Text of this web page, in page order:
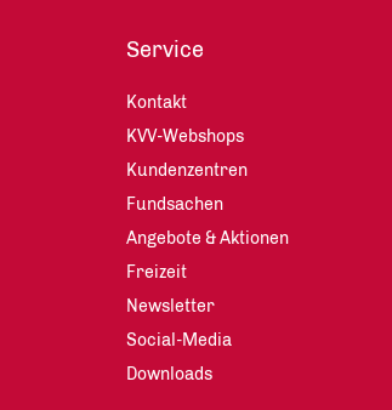
Service
Kontakt
KVV-Webshops
Kundenzentren
Fundsachen
Angebote & Aktionen
Freizeit
Newsletter
Social-Media
Downloads